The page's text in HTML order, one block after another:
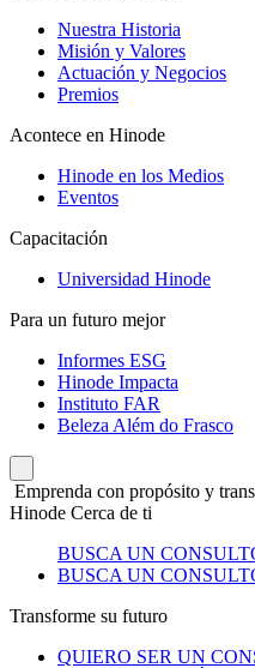
Nuestra Historia
Misión y Valores
Actuación y Negocios
Premios
Acontece en Hinode
Hinode en los Medios
Eventos
Capacitación
Universidad Hinode
Para un futuro mejor
Informes ESG
Hinode Impacta
Instituto FAR
Beleza Além do Frasco
Emprenda con propósito y
Hinode Cerca de ti
BUSCA UN
BUSCA UN
Transforme su futuro
QUIERO SER UN